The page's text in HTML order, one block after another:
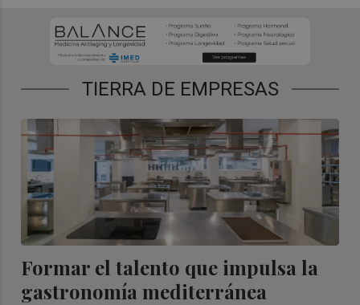
TIERRA DE EMPRESAS
Formar el talento que impulsa la
gastronomía mediterránea